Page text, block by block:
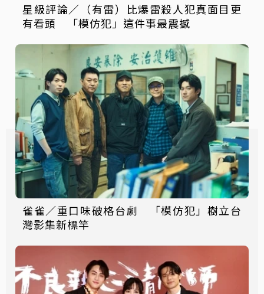
星級評論／（有雷）比爆雷殺人犯真面目更
有看頭 「模仿犯」這件事最震撼
雀雀／重口味破格台劇 「模仿犯」樹立台
灣影集新標竿